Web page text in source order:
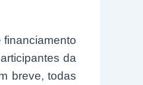
da
breve, todas